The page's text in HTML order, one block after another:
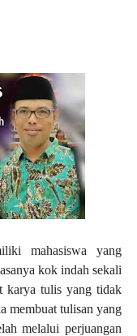
mahasiswa yang
kok indah sekali
karya tulis yang tidak
membuat tulisan yang
melalui perjuangan